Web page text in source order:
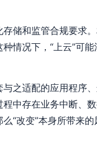
储和监管合规要求
情况下，“上云”可能
之适配的应用程序
中存在业务中断、
“改变”本身所带来的